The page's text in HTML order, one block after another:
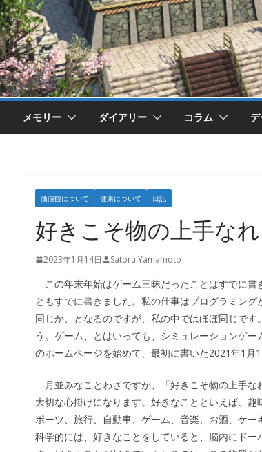
メモリー ダイアリー コラム デ
価値観について 健康について 日記
好きこそ物の上手なれ
2023年1月14日 Satoru Yamamoto
この年末年始はゲーム三昧だったことはすでに書
ともすでに書きました。私の仕事はプログラミン
同じか、となるのですが、私の中ではほぼ同じで
う。ゲーム、とはいっても、シミュレーションゲ
のホームページを始めて、最初に書いた2021年1月
月並みなことわざですが、「好きこそ物の上手
大切な心掛けになります。好きなことといえば、
ポーツ、旅行、自動車、ゲーム、音楽、お酒、ケ
科学的には、好きなことをしていると、脳内にド